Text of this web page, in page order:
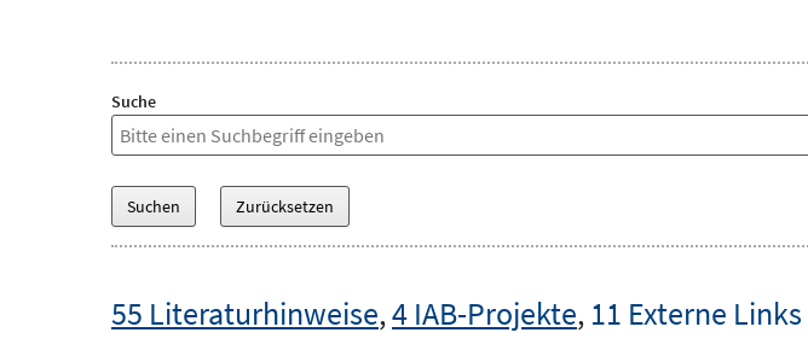
Suche
55 Literaturhinweise,4 IAB-Projekte, 11 Externe Links